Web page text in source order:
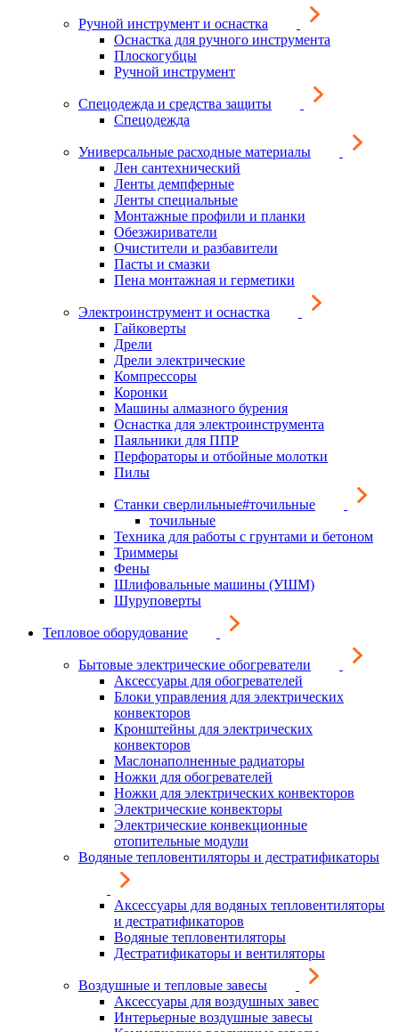
Ручной инструмент и оснастка
Оснастка для ручного инструмента
Плоскогубцы
Ручной инструмент
Спецодежда и средства защиты
Спецодежда
Универсальные расходные материалы
Лен сантехнический
Ленты демпферные
Ленты специальные
Монтажные профили и планки
Обезжириватели
Очистители и разбавители
Пасты и смазки
Пена монтажная и герметики
Электроинструмент и оснастка
Гайковерты
Дрели
Дрели электрические
Компрессоры
Коронки
Машины алмазного бурения
Оснастка для электроинструмента
Паяльники для ППР
Перфораторы и отбойные молотки
Пилы
Станки сверлильные#точильные
точильные
Техника для работы с грунтами и бетоном
Триммеры
Фены
Шлифовальные машины (УШМ)
Шуруповерты
Тепловое оборудование
Бытовые электрические обогреватели
Аксессуары для обогревателей
Блоки управления для электрических
конвекторов
Кронштейны для электрических
конвекторов
Маслонаполненные радиаторы
Ножки для обогревателей
Ножки для электрических конвекторов
Электрические конвекторы
Электрические конвекционные
отопительные модули
Водяные тепловентиляторы и дестратификаторы
Аксессуары для водяных тепловентиляторы
и дестратификаторов
Водяные тепловентиляторы
Дестратификаторы и вентиляторы
Воздушные и тепловые завесы
Аксессуары для воздушных завес
Интерьерные воздушные завесы